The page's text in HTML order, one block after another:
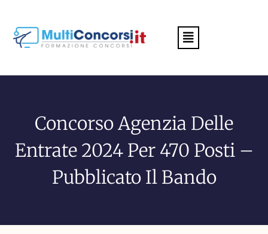
Menu
Concorso Agenzia Delle
Entrate 2024 Per 470 Posti –
Pubblicato Il Bando